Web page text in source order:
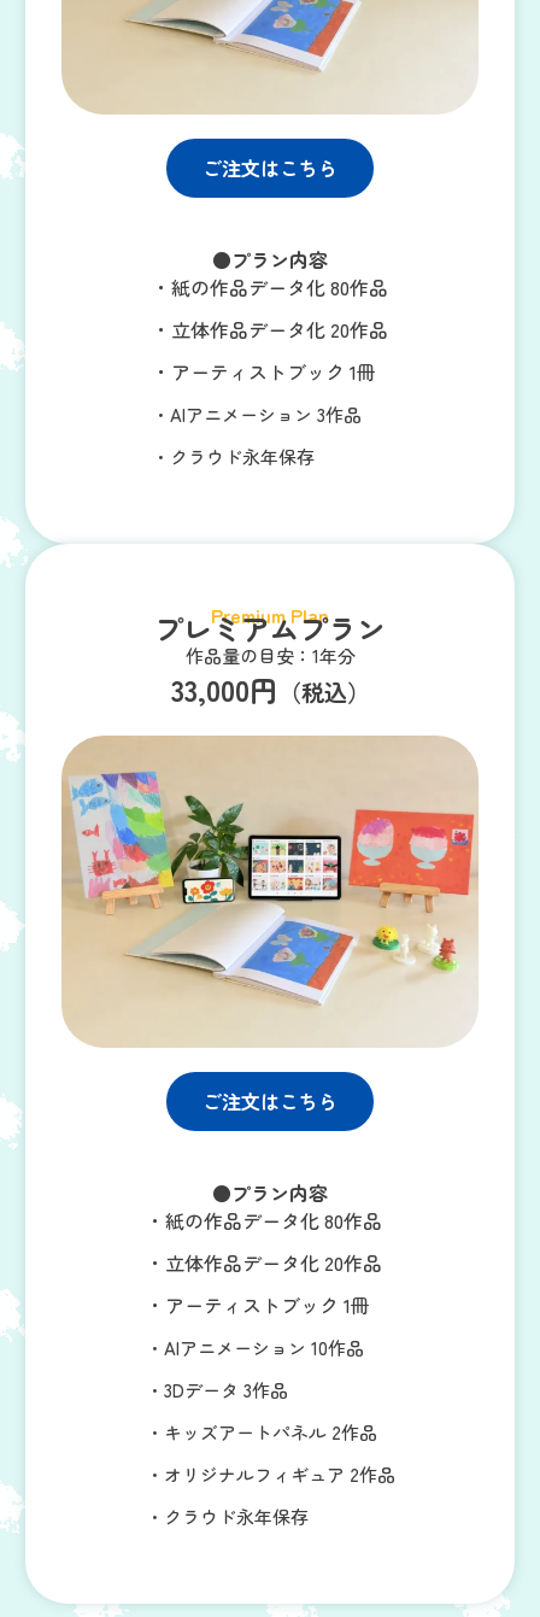
ご注文はこちら
●プラン内容
・ 紙の作品データ化80作品
・立体作品データ化 20作品
・アーティストブック 1冊
・AIアニメーション 3作品
・クラウド永年保存
Premium Plan
プレミアムプラン
作品量の目安：1年分
33,000円 （税込）
ご注文はこちら
●プラン内容
・ 紙の作品データ化80作品
・立体作品データ化 20作品
・アーティストブック 1冊
・AIアニメーション 10作品
・3Dデータ 3作品
・キッズアートパネル 2作品
・オリジナルフィギュア 2作品
・クラウド永年保存